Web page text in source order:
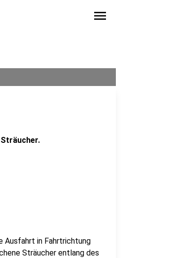
menu
Ausfahrt in Fahrtrichtung
Sträucher entlang des